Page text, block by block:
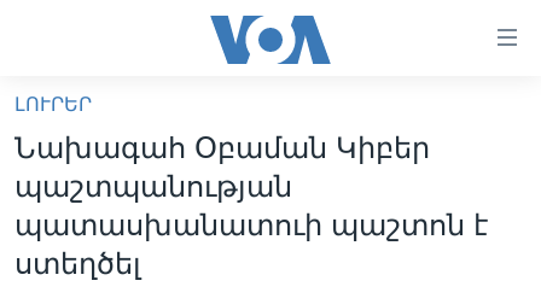
հիմնական
բովանդակությանը
անցնել
հիմնական
բովանդակությանը
հիմնական
ԼՈՒՐԵՐ
ՏԵՍԱՆՅՈՒԹԵՐ
ԼՈՒՐԵՐ
Նախագահ Օբաման Կիբեր
պաշտպանության
պատասխանատուի պաշտոն է
ստեղծել